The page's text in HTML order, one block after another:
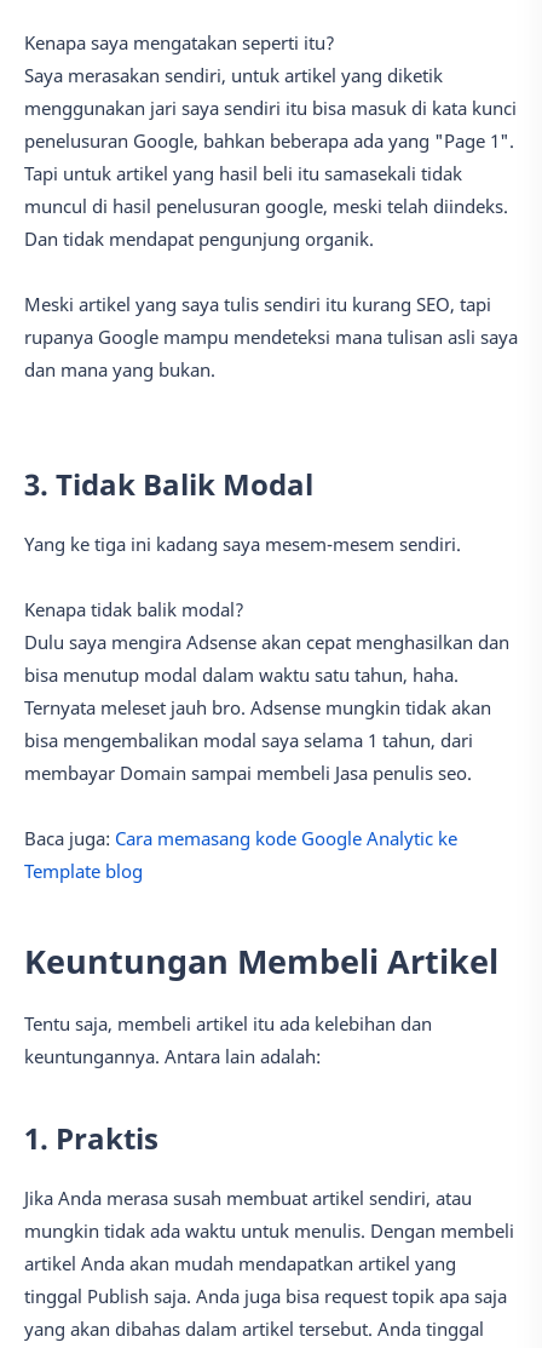
Kenapa saya mengatakan seperti itu?
Saya merasakan sendiri, untuk artikel yang diketik
menggunakan jari saya sendiri itu bisa masuk di kata kunci
penelusuran Google, bahkan beberapa ada yang "Page 1".
Tapi untuk artikel yang hasil beli itu samasekali tidak
muncul di hasil penelusuran google, meski telah diindeks.
Dan tidak mendapat pengunjung organik.
Meski artikel yang saya tulis sendiri itu kurang SEO, tapi
rupanya Google mampu mendeteksi mana tulisan asli saya
dan mana yang bukan.
3. Tidak Balik Modal
Yang ke tiga ini kadang saya mesem-mesem sendiri.
Kenapa tidak balik modal?
Dulu saya mengira Adsense akan cepat menghasilkan dan
bisa menutup modal dalam waktu satu tahun, haha.
Ternyata meleset jauh bro. Adsense mungkin tidak akan
bisa mengembalikan modal saya selama 1 tahun, dari
membayar Domain sampai membeli Jasa penulis seo.
Baca juga: Cara memasang kode Google Analytic ke
Template blog
Keuntungan Membeli Artikel
Tentu saja, membeli artikel itu ada kelebihan dan
keuntungannya. Antara lain adalah:
1. Praktis
Jika Anda merasa susah membuat artikel sendiri, atau
mungkin tidak ada waktu untuk menulis. Dengan membeli
artikel Anda akan mudah mendapatkan artikel yang
tinggal Publish saja. Anda juga bisa request topik apa saja
yang akan dibahas dalam artikel tersebut. Anda tinggal